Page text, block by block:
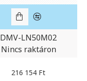
DMV-LN50M02
Nincs raktáron
216 154 Ft